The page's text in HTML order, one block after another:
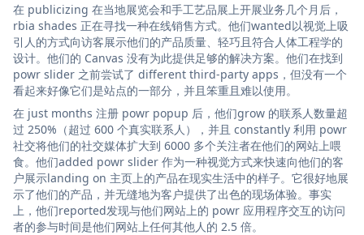
在 publicizing 在当地展览会和手工艺品展上开展业务几个月后，
rbia shades 正在寻找一种在线销售方式。他们wanted以视觉上吸
引人的方式向访客展示他们的产品质量、轻巧且符合人体工程学的
设计。他们的 Canvas 没有为此提供足够的解决方案。他们在找到
powr slider 之前尝试了 different third-party apps，但没有一个
看起来好像它们是站点的一部分，并且笨重且难以使用。
在 just months 注册 powr popup 后，他们grow 的联系人数量超
过 250%（超过 600 个真实联系人），并且 constantly 利用 powr
社交将他们的社交媒体扩大到 6000 多个关注者在他们的网站上喂
食。他们added powr slider 作为一种视觉方式来快速向他们的客
户展示landing on 主页上的产品在现实生活中的样子。它很好地展
示了他们的产品，并无缝地为客户提供了出色的现场体验。事实
上，他们reported发现与他们网站上的 powr 应用程序交互的访问
者的参与时间是他们网站上任何其他人的 2.5 倍。